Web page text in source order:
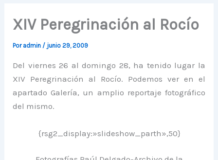
XIV Peregrinación al Rocío
Por admin / junio 29, 2009
Del viernes 26 al domingo 28, ha tenido lugar la
XIV Peregrinación al Rocío. Podemos ver en el
apartado Galería, un amplio reportaje fotográfico
del mismo.
{rsg2_display:»slideshow_parth»,50}